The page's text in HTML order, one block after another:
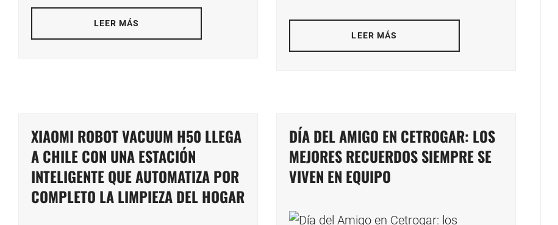
LEER MÁS
LEER MÁS
XIAOMI ROBOT VACUUM H50 LLEGA
A CHILE CON UNA ESTACIÓN
INTELIGENTE QUE AUTOMATIZA POR
COMPLETO LA LIMPIEZA DEL HOGAR
DÍA DEL AMIGO EN CETROGAR: LOS
MEJORES RECUERDOS SIEMPRE SE
VIVEN EN EQUIPO